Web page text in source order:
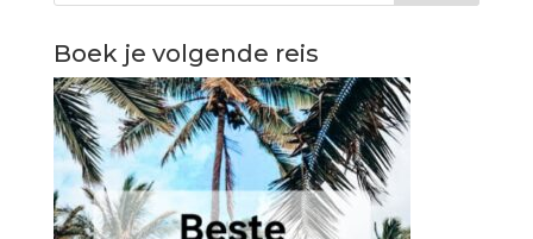
Boek je volgende reis